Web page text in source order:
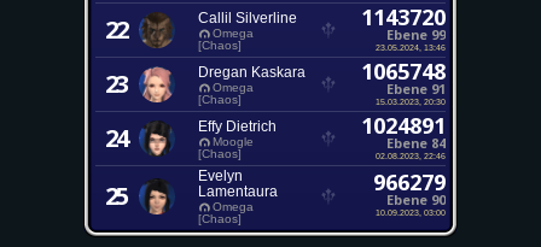
22 Callil Silverline
Omega
[Chaos]
1143720
Ebene 99
23.05.2024, 13:46
23 Dregan Kaskara
Omega
[Chaos]
1065748
Ebene 91
15.03.2023, 20:30
24 Effy Dietrich
Moogle
[Chaos]
1024891
Ebene 84
02.08.2023, 22:46
25
Evelyn
Lamentaura
Omega
[Chaos]
966279
Ebene 90
10.09.2023, 03:00